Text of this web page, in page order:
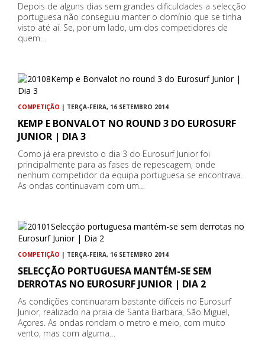
Depois de alguns dias sem grandes dificuldades a selecção
portuguesa não conseguiu manter o domínio que se tinha
visto até aí. Se, por um lado, um dos competidores de
quem…
COMPETIÇÃO | TERÇA-FEIRA, 16 SETEMBRO 2014
KEMP E BONVALOT NO ROUND 3 DO EUROSURF
JUNIOR | DIA 3
Como já era previsto o dia 3 do Eurosurf Junior foi
principalmente para as fases de repescagem, onde
nenhum competidor da equipa portuguesa se encontrava.
As ondas continuavam com um…
COMPETIÇÃO | TERÇA-FEIRA, 16 SETEMBRO 2014
SELECÇÃO PORTUGUESA MANTÉM-SE SEM
DERROTAS NO EUROSURF JUNIOR | DIA 2
As condições continuaram bastante difíceis no Eurosurf
Junior, realizado na praia de Santa Barbara, São Miguel,
Açores. As ondas rondam o metro e meio, com muito
vento, mas com alguma…